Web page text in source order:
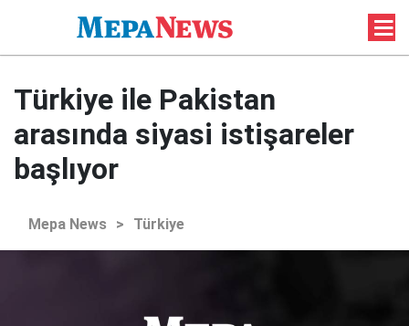
Türkiye ile Pakistan
arasında siyasi istişareler
başlıyor
Mepa News > Türkiye